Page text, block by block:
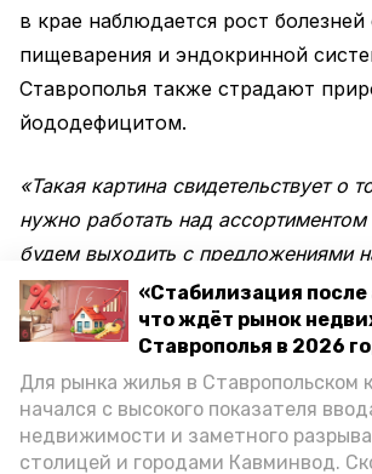
«Стабилизация
что ждёт рынок
Ставрополья в 2026
Для рынка жилья в Ставропольском
начался с высокого показателя
недвижимости и заметного
столицей и городами Кавминвод.
в крае наблюдается рост болезней
пищеварения и эндокринной
Ставрополья также страдают
йододефицитом.
«Такая картина свидетельствует о
нужно работать над
будем выходить с предложениями
правительство, чтобы ассортимент
отметила Элла Макиевская.
Специалисты провели
реализации проекта
«Здоровое питание», который